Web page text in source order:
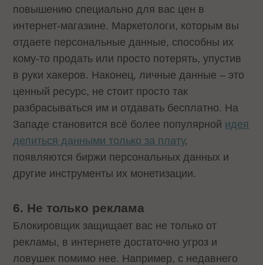
повышению специально для вас цен в
интернет-магазине. Маркетологи, которым вы
отдаете персональные данные, способны их
кому-то продать или просто потерять, упустив
в руки хакеров. Наконец, личные данные – это
ценный ресурс, не стоит просто так
разбрасываться им и отдавать бесплатно. На
Западе становится всё более популярной идея
делиться данными только за плату,
появляются биржи персональных данных и
другие инструменты их монетизации.
6. Не только реклама
Блокировщик защищает вас не только от
рекламы, в интернете достаточно угроз и
ловушек помимо нее. Например, с недавнего